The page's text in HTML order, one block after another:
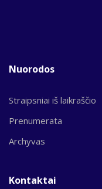
Nuorodos
Straipsniai iš laikraščio
Prenumerata
Archyvas
Kontaktai